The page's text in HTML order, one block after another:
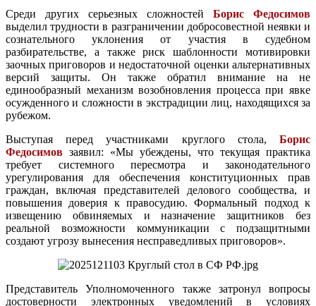
Среди других серьезных сложностей Борис Федосимов
выделил трудности в разграничении добросовестной неявки и
сознательного уклонения от участия в судебном
разбирательстве, а также риск шаблонности мотивировки
заочных приговоров и недостаточной оценки альтернативных
версий защиты. Он также обратил внимание на не
единообразный механизм возобновления процесса при явке
осужденного и сложности в экстрадиции лиц, находящихся за
рубежом.
Выступая перед участниками круглого стола, Борис
Федосимов заявил: «Мы убеждены, что текущая практика
требует системного пересмотра и законодательного
урегулирования для обеспечения конституционных прав
граждан, включая представителей делового сообщества, и
повышения доверия к правосудию. Формальный подход к
извещению обвиняемых и назначение защитников без
реальной возможности коммуникации с подзащитными
создают угрозу вынесения несправедливых приговоров».
Представитель Уполномоченного также затронул вопросы
достоверности электронных уведомлений в условиях